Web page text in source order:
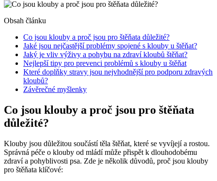
Obsah článku
Co jsou klouby a proč jsou pro štěňata důležité?
Jaké jsou nejčastější problémy spojené s klouby u štěňat?
Jaký je vliv výživy a pohybu na zdraví kloubů štěňat?
Nejlepší tipy pro prevenci problémů s klouby u štěňat
Které doplňky stravy jsou nejvhodnější pro podporu zdravých
kloubů?
Závěrečné myšlenky
Co jsou klouby a proč jsou pro štěňata
důležité?
Klouby jsou důležitou součástí těla štěňat, které se vyvíjejí a rostou.
Správná péče o klouby od mládí může přispět k dlouhodobému
zdraví a pohyblivosti psa. Zde je několik důvodů, proč jsou klouby
pro štěňata klíčové: